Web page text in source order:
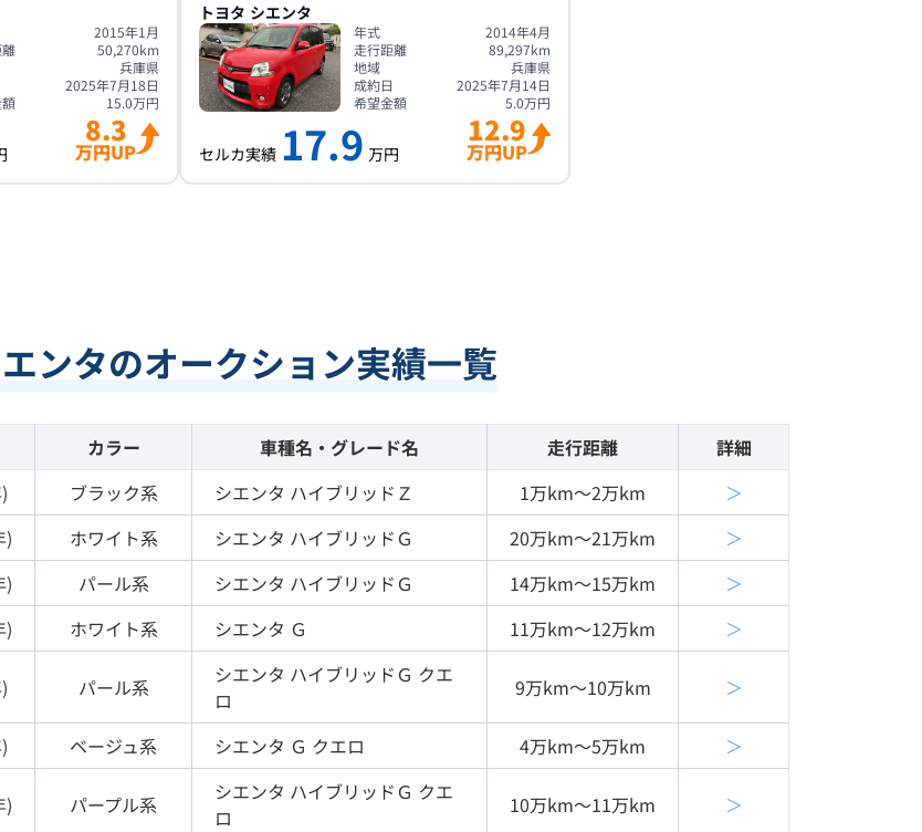
2015年1月
50,270km
兵庫県
2025年7月18日
15.0万円
8.3
万円UP
トヨタ シエンタ
年式
2014年4月
走行距離
89,297km
地域
兵庫県
成約日
2025年7月14日
希望金額
5.0万円
セルカ実績 17.9 万円
12.9
万円UP
ンタのオークション実績一覧
カラー 車種名・グレード名 走行距離
詳細
) ブラック系 シエンタ ハイブリッドＺ 1万km〜2万km
＞
) ホワイト系 シエンタ ハイブリッドＧ 20万km〜21万km
＞
) パール系 シエンタ ハイブリッドＧ 14万km〜15万km
＞
) ホワイト系 シエンタ Ｇ 11万km〜12万km ＞
) パール系 シエンタ ハイブリッドＧ クエ
ロ
9万km〜10万km ＞
) ベージュ系 シエンタ Ｇ クエロ 4万km〜5万km ＞
) パープル系 シエンタ ハイブリッドＧ クエ
ロ
10万km〜11万km ＞